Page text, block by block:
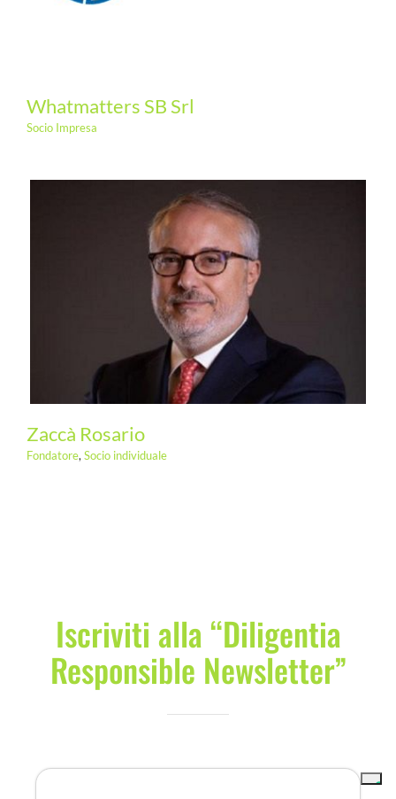
Whatmatters SB Srl
Socio Impresa
Zaccà Rosario
Fondatore, Socio individuale
Iscriviti alla “Diligentia
Responsible Newsletter”